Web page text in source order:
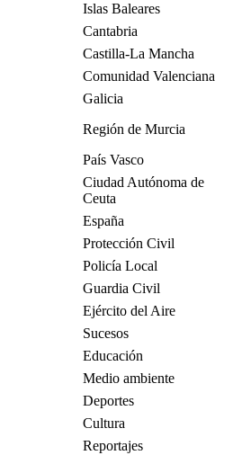
Islas Baleares
Cantabria
Castilla-La Mancha
Comunidad Valenciana
Galicia
Región de Murcia
País Vasco
Ciudad Autónoma de
Ceuta
España
Protección Civil
Policía Local
Guardia Civil
Ejército del Aire
Sucesos
Educación
Medio ambiente
Deportes
Cultura
Reportajes